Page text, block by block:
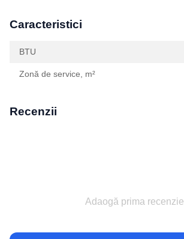
Caracteristici
BTU
Zonă de service, m²
Recenzii
Adaogă prima recenzie